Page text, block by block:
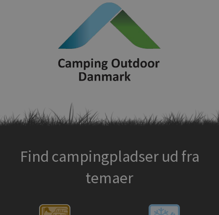
Find campingpladser ud fra
temaer